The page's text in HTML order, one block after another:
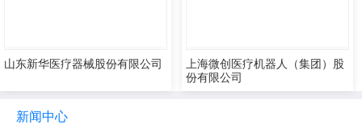
山东新华医疗器械股份有限公司
上海微创医疗机器人（集团）股
份有限公司
新闻中心